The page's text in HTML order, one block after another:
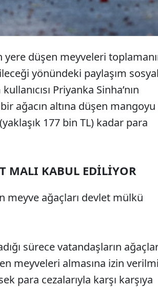
düşen meyveleri
yönündeki paylaşım sosyal
Priyanka Sinha’nın
ağacın altına düşen mangoyu
177 bin TL) kadar para
MALI KABUL EDİLİYOR
meyve ağaçları devlet mülkü
sürece vatandaşların
meyveleri almasına izin
para cezalarıyla karşı karşıya